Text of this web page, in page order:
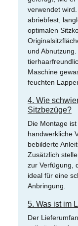
verwendet
abriebfest,
optimalen
und
Maschine
feuchten
4. Wie
Sitzbezüge?
Die Montage
handwerkliche
bebilderte
Zusätzlich
zur Verfügung,
ideal für eine
Anbringung.
5. Was ist im
Der